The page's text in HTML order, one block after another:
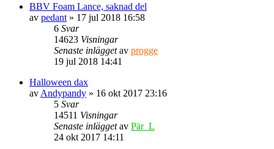
BBV Foam Lance, saknad del
av pedant » 17 jul 2018 16:58
6 Svar
14623 Visningar
Senaste inläggetav progge
19 jul 2018 14:41
Halloween dax
av Andypandy » 16 okt 2017 23:16
5 Svar
14511 Visningar
Senaste inläggetav Pär_L
24 okt 2017 14:11